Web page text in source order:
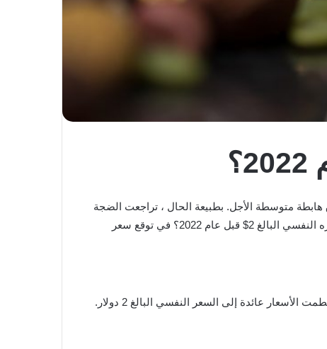
من التوحيد ، ذهبت أسعارها في سوق هابطة متوسطة الأجل. بطبيعة الحال ، تراجعت الضجة
الاجتماعية لكاردانو كمشروع مع عودة أسعار ADA إلى ما يقرب من 50٪. هل يستطيع كاردانو التراجع صعودًا والوصول إلى سعره النفسي البالغ 2$ قبل عام 2022؟ في توقع سعر
بالعودة إلى 30 أغسطس ، وصلت أسعار ADA إلى أعلى سعر على الإطلاق بلغ 3 دولارات. لكن الإثارة لم تستمر كثيرًا ; حيث تحطمت الأسعار عائدة إلى السعر النفسي البالغ 2 دولار.